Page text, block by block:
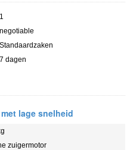
1
negotiable
Standaardzaken
7 dagen
lage snelheid
zuigermotor